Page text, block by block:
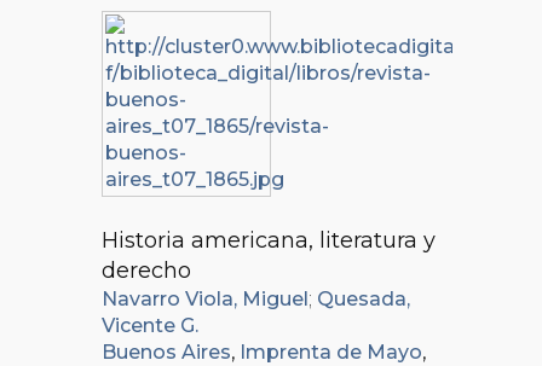
Historia americana, literatura y
derecho
Navarro Viola, Miguel ; Quesada,
Vicente G.
Buenos Aires, Imprenta de Mayo,